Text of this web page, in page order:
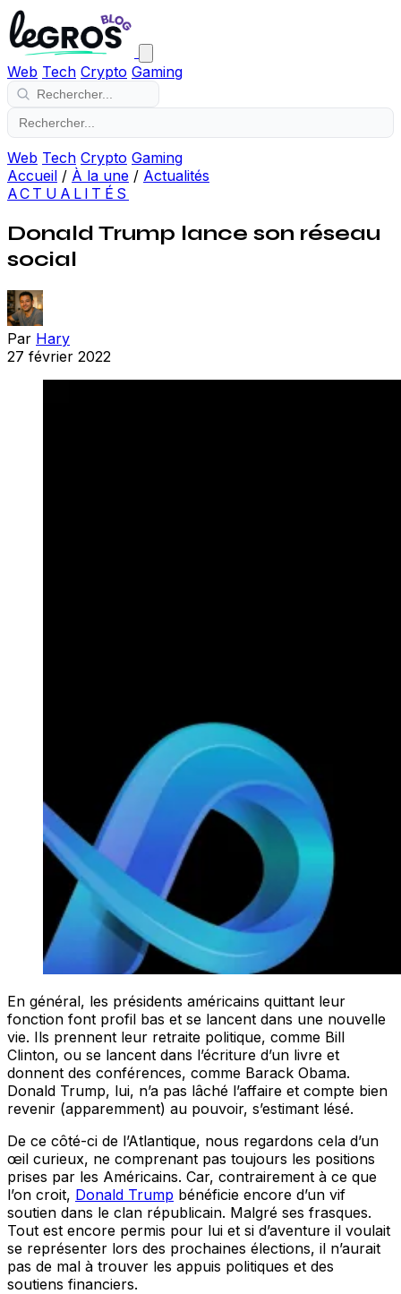
Web Tech Crypto Gaming
Web Tech Crypto Gaming
Accueil / À la une / Actualités
ACTUALITÉS
Donald Trump lance son réseau
social
Par Hary
27 février 2022
En général, les présidents américains quittant leur
fonction font profil bas et se lancent dans une nouvelle
vie. Ils prennent leur retraite politique, comme Bill
Clinton, ou se lancent dans l’écriture d’un livre et
donnent des conférences, comme Barack Obama.
Donald Trump, lui, n’a pas lâché l’affaire et compte bien
revenir (apparemment) au pouvoir, s’estimant lésé.
De ce côté-ci de l’Atlantique, nous regardons cela d’un
œil curieux, ne comprenant pas toujours les positions
prises par les Américains. Car, contrairement à ce que
l’on croit, Donald Trump bénéficie encore d’un vif
soutien dans le clan républicain. Malgré ses frasques.
Tout est encore permis pour lui et si d’aventure il voulait
se représenter lors des prochaines élections, il n’aurait
pas de mal à trouver les appuis politiques et des
soutiens financiers.